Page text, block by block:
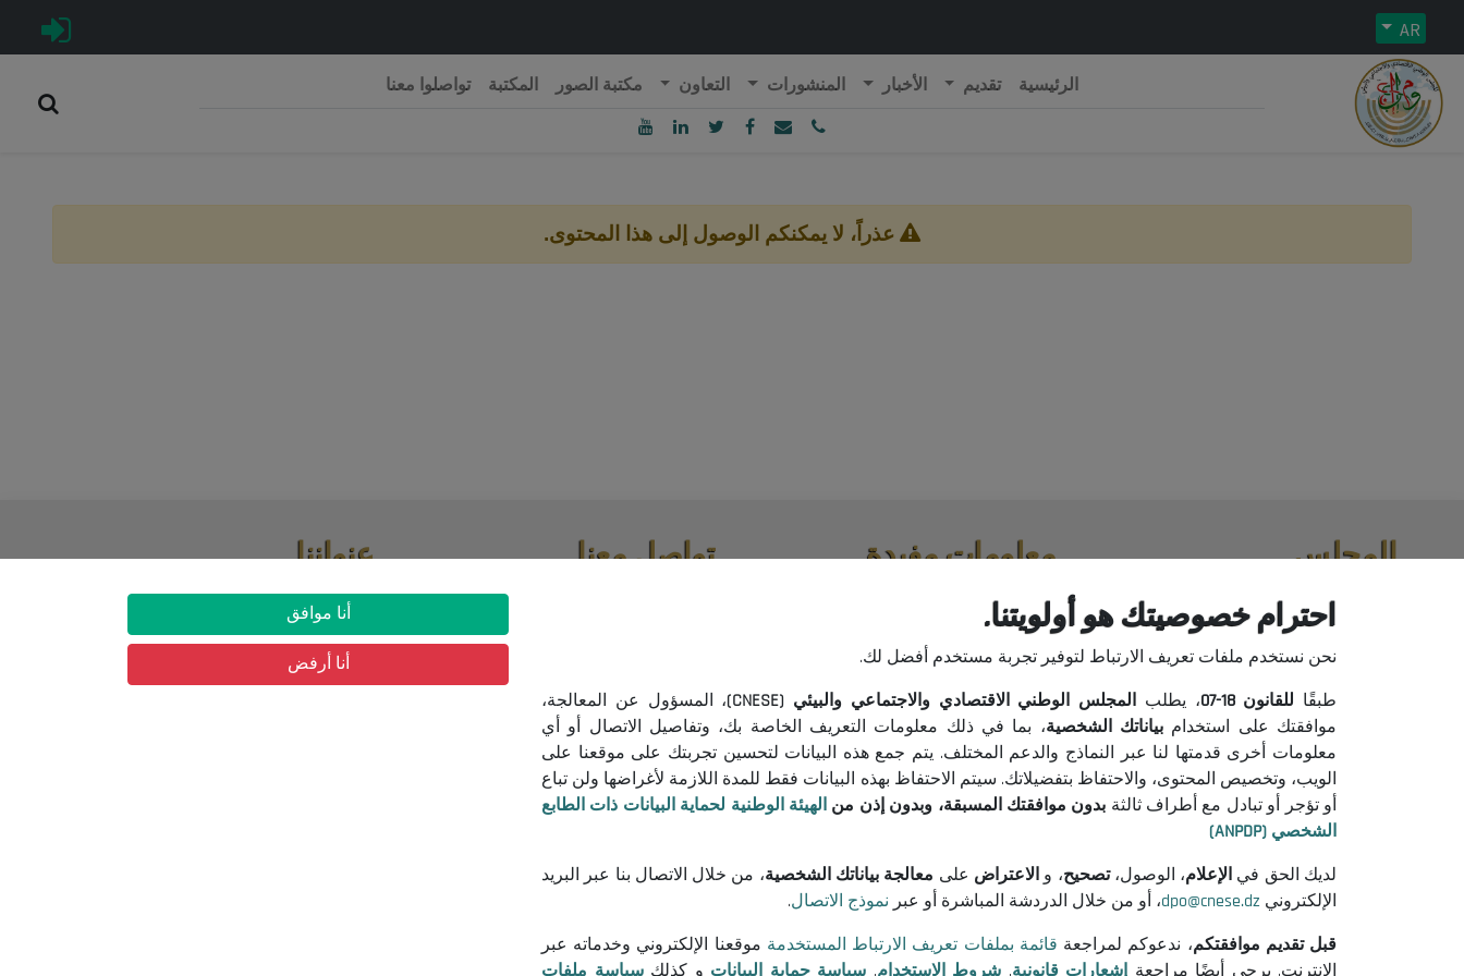
AR
République Algérienne Démocratique et Populaire
الوطني الاقتصادي والاجتماعي والبيئي
الجزائرية الديمقراطية الشعبية
الرئيسية تقديم الأخبار المنشورات التعاون مكتبة الصور المكتبة تواصلوا معنا
عذراً، لا يمكنكم الوصول إلى هذا المحتوى.
المجلس
حول المجلس
جميع المنشورات
معلومات مفيدة
إعلانات مناقصات واستشارات
إشعارات قانونية
شروط الاستخدام
سياسة حماية البيانات
سياسة ملفات تعريف الارتباط
تواصل معنا
سجلوا و كونوا على اطلاع بآخر أخبار
المجلس
عنواننا
03 شارع حسان بن نعمان حي البساتين, بئر
مراد رايس
© 2026 المجلس الوطني الاقتصادي والاجتماعي والبيئي
احترام خصوصيتك هو أولويتنا.
نحن نستخدم ملفات تعريف الارتباط لتوفير تجربة مستخدم أفضل لك.
طبقًا للقانون 18-07 ، يطلب المجلس الوطني الاقتصادي والاجتماعي والبيئي (CNESE)
، المسؤول عن المعالجة،
موافقتك على استخدام بياناتك الشخصية، بما في ذلك معلومات التعريف الخاصة بك، وتفاصيل الاتصال أو أي
معلومات أخرى قدمتها لنا عبر النماذج والدعم المختلف. يتم جمع هذه البيانات لتحسين تجربتك على موقعنا على
الويب، وتخصيص المحتوى، والاحتفاظ بتفضيلاتك. سيتم الاحتفاظ بهذه البيانات فقط للمدة اللازمة لأغراضها ولن تباع
أو تؤجر أو تبادل مع أطراف ثالثة بدون موافقتك المسبقة، وبدون إذن منالهيئة الوطنية لحماية البيانات ذات الطابع
الشخصي (ANPDP)
لديك الحق في الإعلام، الوصول،تصحيح، والاعتراض على معالجة بياناتك الشخصية، من خلال الاتصال بنا عبر البريد
الإلكتروني dpo@cnese.dz، أو من خلال الدردشة المباشرة أو عبر نموذج الاتصال.
قبل تقديم موافقتكم، ندعوكم لمراجعة قائمة بملفات تعريف الارتباط المستخدمة موقعنا الإلكتروني وخدماته عبر
الإنترنت. يرجى أيضًا مراجعة إشعارات قانونية, شروط الاستخدام, سياسة حماية البيانات و كذلكسياسة ملفات
أنا موافق
أنا أرفض